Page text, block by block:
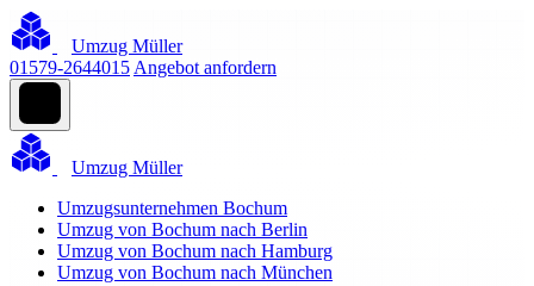
Umzug Müller
01579-2644015 Angebot anfordern
Umzug Müller
Umzugsunternehmen Bochum
Umzug von Bochum nach Berlin
Umzug von Bochum nach Hamburg
Umzug von Bochum nach München